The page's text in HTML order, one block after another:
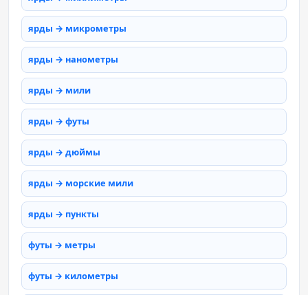
ярды → микрометры
ярды → нанометры
ярды → мили
ярды → футы
ярды → дюймы
ярды → морские мили
ярды → пункты
футы → метры
футы → километры